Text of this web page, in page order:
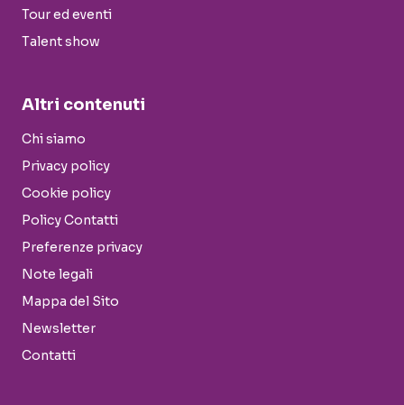
Tour ed eventi
Talent show
Altri contenuti
Chi siamo
Privacy policy
Cookie policy
Policy Contatti
Preferenze privacy
Note legali
Mappa del Sito
Newsletter
Contatti